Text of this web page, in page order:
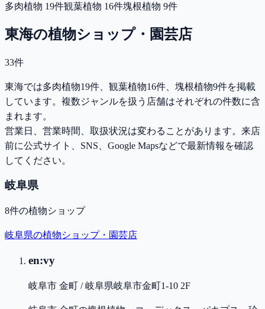
多肉植物 19件観葉植物 16件塊根植物 9件
東海の植物ショップ・園芸店
33件
東海では多肉植物19件、観葉植物16件、塊根植物9件を掲載
しています。複数ジャンルを扱う店舗はそれぞれの件数に含
まれます。
営業日、営業時間、取扱状況は変わることがあります。来店
前に公式サイト、SNS、Google Mapsなどで最新情報を確認
してください。
岐阜県
8件の植物ショップ
岐阜県の植物ショップ・園芸店
en:vy
岐阜市 金町 / 岐阜県岐阜市金町1-10 2F